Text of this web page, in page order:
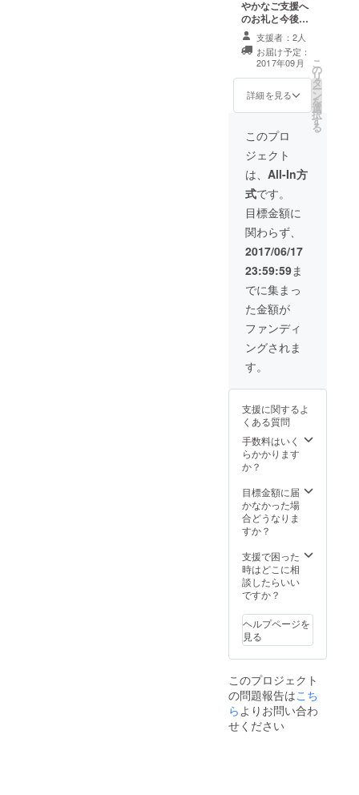
執筆できるか、
執筆スケジュー
ルはライター・
管理人の判断に
よる旨予めご了
承ください） ＜
ご支援いただく
際のお願い＞
掲載OKな
『Twitterのアカ
ウント名
（@〜）』もし
くは
『Facebookの
URL』をご記入
ください。
※「応援コメン
ト」掲載不可な
応援コメント内
でご連絡くださ
い。
掲載します！
（プラチナ枠）
・スペシャルコ
ンテンツ内に、
LFCラボの支援
者としてあなた
の「応援コメン
ト」を掲載しま
す！ ・あなたの
リクエストで
LFCラボ内で記
事を作成いたし
ます！（実際に
執筆できるか、
執筆スケジュー
ルはライター・
管理人の判断に
よる旨予めご了
承ください） ・
「LFCラボ中長
期プロジェクト
計画書」の”サマ
リーページ”を
データでご共有
いたします。 ＜
ご支援いただく
際のお願い＞
※「応援コメン
ト」の最後に、
ウント名
（@〜）』もし
くは
『Facebookの
URL』をご記入
ください。
※「応援コメン
ト」掲載不可な
場合はその旨を
応援コメント内
でご連絡くださ
い。
やかなご支援へ
のお礼と今後の
LFCラボの展望
を綴ったメール
をお送りさせて
いただきます。
・スペシャルコ
ンテンツに、
の『Twitterアカ
ウント』もしく
は『Facebook
アカウント』を
掲載します！
（プラチナ枠）
・スペシャルコ
ンテンツ内に、
LFCラボの支援
者としてあなた
ト」を掲載しま
す！ ・あなたの
リクエストで
LFCラボ内で記
事を作成いたし
ます！（実際に
執筆できるか、
執筆スケジュー
ルはライター・
管理人の判断に
よる旨予めご了
承ください） ・
「LFCラボ中長
期プロジェクト
計画書」の”全
ページ”をデータ
ます。 ＜ご支援
いただく際のお
願い＞ ※「応援
コメント」の最
『Twitterのアカ
ウント名
（@〜）』もし
くは
URL』をご記入
ください。
※「応援コメン
ト」掲載不可な
場合はその旨を
応援コメント内
でご連絡くださ
い。
支援者：2人
お届け予定：
2017年09月
詳細を見る
こ
の
リ
タ
ー
ン
を
選
択
す
る
このプロ
ジェクト
は、 All-In方
式です。
目標金額に
関わらず、
2017/06/17
23:59:59ま
でに集まっ
た金額が
ファンディ
ングされま
す。
支援に関するよ
くある質問
手数料はいく
らかかります
か？
目標金額に届
かなかった場
合どうなりま
すか？
支援で困った
時はどこに相
談したらいい
ですか？
ヘルプページを
見る
このプロジェクト
の問題報告はこち
ら よりお問い合わ
せください